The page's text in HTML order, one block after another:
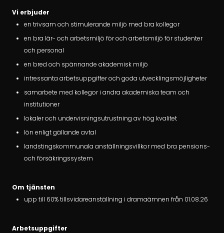
Vi erbjuder
en trivsam och stimulerande miljö med bra kollegor
en bra lär- och arbetsmiljö för och arbetsmiljö för studenter
och personal
en bred och spännande akademisk miljö
intressanta arbetsuppgifter och goda utvecklingsmöjligheter
samarbete med kollegor i andra akademiska team och
institutioner
lokaler och undervisningsutrustning av hög kvalitet
lön enligt gällande avtal
landstingskommunala anställningsvillkor med bra pensions-
och försäkringssystem
Om tjänsten
upp till 60% tillsvidareanställning i dramaämnen från 01.08.26
Arbetsuppgifter